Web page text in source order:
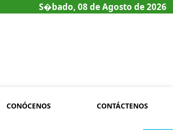
S�bado, 08 de Agosto de 2026
CONÓCENOS CONTÁCTENOS